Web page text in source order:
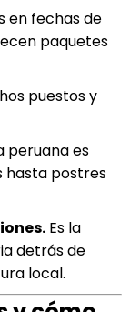
en fechas de
paquetes
puestos y
peruana es
hasta postres
Es la
detrás de
local.